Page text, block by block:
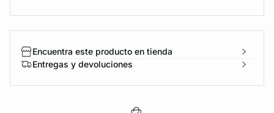
Encuentra este producto en tienda
Entregas y devoluciones